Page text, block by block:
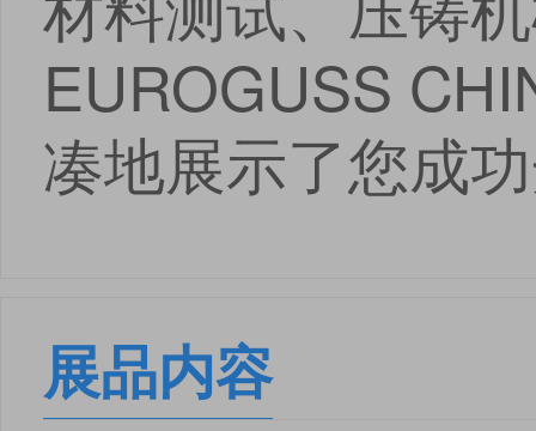
EUROGUSS
凑地展示了您成
展品内容